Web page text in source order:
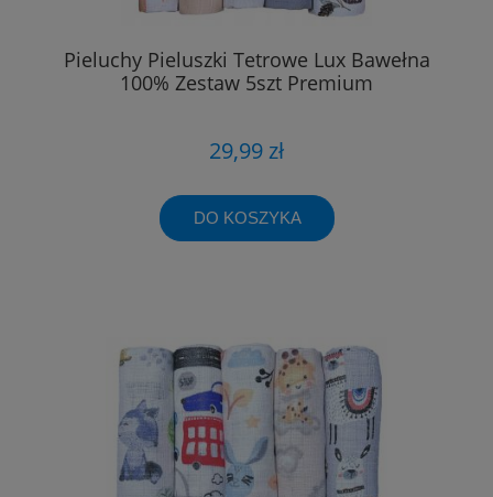
Pieluchy Pieluszki Tetrowe Lux Bawełna
100% Zestaw 5szt Premium
29,99 zł
DO KOSZYKA